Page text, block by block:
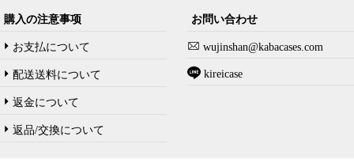
購入の注意事项
お支払について
配送送料について
返金について
返品/交換について
お問い合わせ
wujinshan@kabacases.com
kireicase